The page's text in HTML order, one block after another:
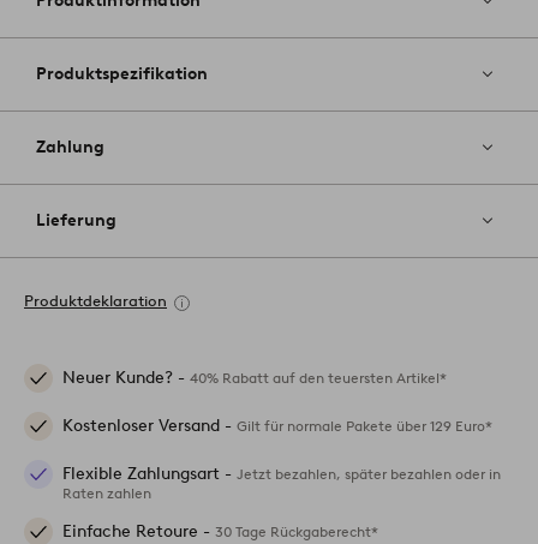
Produktspezifikation
Zahlung
Lieferung
Produktdeklaration
Neuer Kunde? - 40% Rabatt auf den teuersten Artikel*
Kostenloser Versand - Gilt für normale Pakete über 129 Euro*
Flexible Zahlungsart - Jetzt bezahlen, später bezahlen oder in
Raten zahlen
Einfache Retoure - 30 Tage Rückgaberecht*